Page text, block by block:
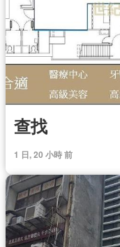
查找
1 日, 20 小時 前